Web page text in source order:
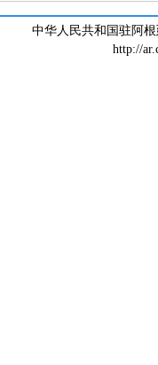
中华人民共和国驻阿
http://